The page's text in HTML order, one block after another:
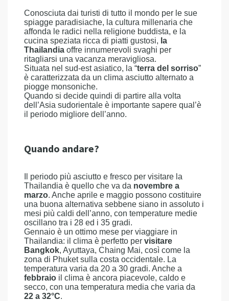
Conosciuta dai turisti di tutto il mondo per le sue
spiagge paradisiache, la cultura millenaria che
affonda le radici nella religione buddista, e la
cucina speziata ricca di piatti gustosi, la
Thailandia offre innumerevoli svaghi per
ritagliarsi una vacanza meravigliosa.
Situata nel sud-est asiatico, la “terra del sorriso”
è caratterizzata da un clima asciutto alternato a
piogge monsoniche.
Quando si decide quindi di partire alla volta
dell’Asia sudorientale è importante sapere qual’è
il periodo migliore dell’anno.
Quando andare?
Il periodo più asciutto e fresco per visitare la
Thailandia è quello che va da novembre a
marzo. Anche aprile e maggio possono costituire
una buona alternativa sebbene siano in assoluto i
mesi più caldi dell’anno, con temperature medie
oscillano tra i 28 ed i 35 gradi.
Gennaio è un ottimo mese per viaggiare in
Thailandia: il clima è perfetto per visitare
Bangkok, Ayuttaya, Chaing Mai, così come la
zona di Phuket sulla costa occidentale. La
temperatura varia da 20 a 30 gradi. Anche a
febbraio il clima è ancora piacevole, caldo e
secco, con una temperatura media che varia da
22 a 32°C.